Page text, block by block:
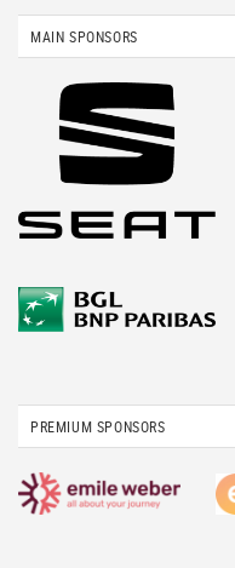
MAIN SPONSORS
PREMIUM SPONSORS